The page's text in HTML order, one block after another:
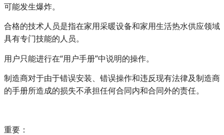
可能发生爆炸。
合格的技术人员是指在家用采暖设备和家用生活热水供应领域
具有专门技能的人员。
用户只能进行在“用户手册”中说明的操作。
制造商对于由于错误安装、错误操作和违反现有法律及制造商
的手册所造成的损失不承担任何合同内和合同外的责任。
重要：